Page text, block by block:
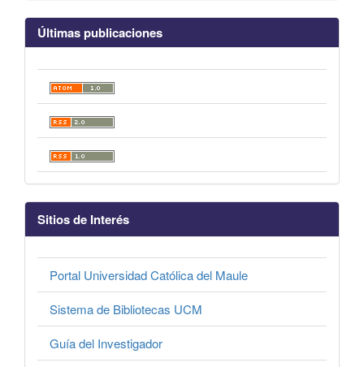
Últimas publicaciones
Sitios de Interés
Portal Universidad Católica del Maule
Sistema de Bibliotecas UCM
Guía del Investigador